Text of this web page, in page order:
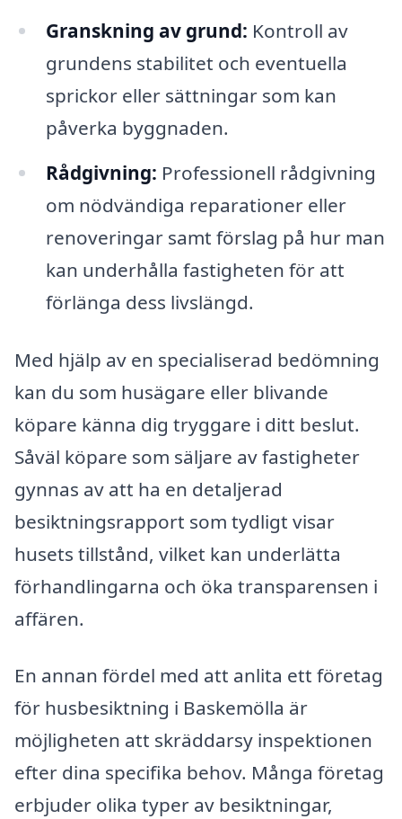
Granskning av grund: Kontroll av
grundens stabilitet och eventuella
sprickor eller sättningar som kan
påverka byggnaden.
Rådgivning: Professionell rådgivning
om nödvändiga reparationer eller
renoveringar samt förslag på hur man
kan underhålla fastigheten för att
förlänga dess livslängd.
Med hjälp av en specialiserad bedömning
kan du som husägare eller blivande
köpare känna dig tryggare i ditt beslut.
Såväl köpare som säljare av fastigheter
gynnas av att ha en detaljerad
besiktningsrapport som tydligt visar
husets tillstånd, vilket kan underlätta
förhandlingarna och öka transparensen i
affären.
En annan fördel med att anlita ett företag
för husbesiktning i Baskemölla är
möjligheten att skräddarsy inspektionen
efter dina specifika behov. Många företag
erbjuder olika typer av besiktningar,